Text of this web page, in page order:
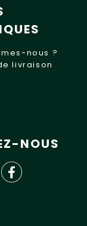
nous ?
livraison
NOUS